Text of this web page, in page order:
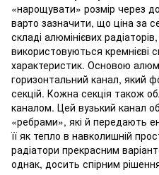
«нарощувати» розмір через
варто зазначити, що ціна за
складі алюмінієвих
використовуються кремнієві
характеристик. Основою
горизонтальний канал, який
секцій. Кожна секція також
каналом. Цей вузький канал
«ребрами», які й передають
її як тепло в навколишній
радіатори прекрасним
однак, досить спірним